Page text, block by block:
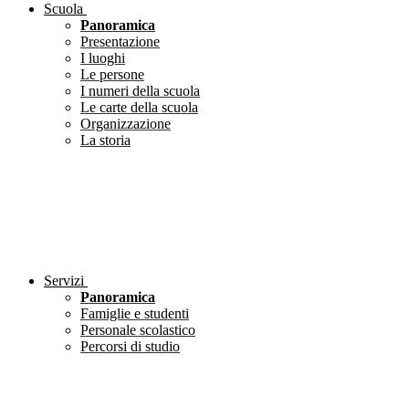
Scuola
Panoramica
Presentazione
I luoghi
Le persone
I numeri della scuola
Le carte della scuola
Organizzazione
La storia
Servizi
Panoramica
Famiglie e studenti
Personale scolastico
Percorsi di studio